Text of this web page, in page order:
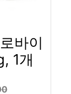
바이
1개